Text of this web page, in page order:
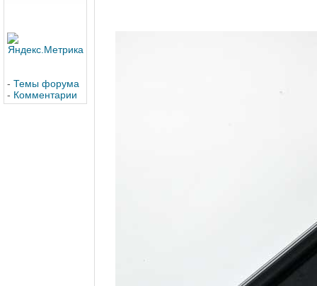
- Темы форума
- Комментарии